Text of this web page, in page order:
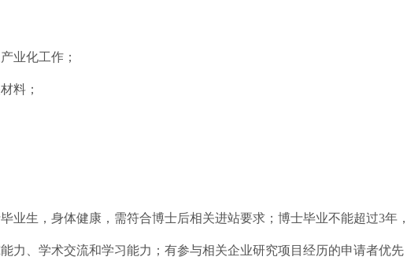
业化工作；
料；
业生，身体健康，需符合博士后相关进站要求；博士毕业不能超过3年
力、学术交流和学习能力；有参与相关企业研究项目经历的申请者优先